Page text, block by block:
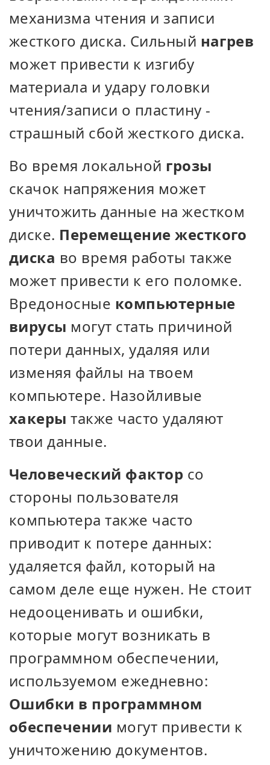
механизма чтения и записи
жесткого диска. Сильный нагрев
может привести к изгибу
материала и удару головки
чтения/записи о пластину -
страшный сбой жесткого диска.
Во время локальной грозы
скачок напряжения может
уничтожить данные на жестком
диске. Перемещение жесткого
диска во время работы также
может привести к его поломке.
Вредоносные компьютерные
вирусы могут стать причиной
потери данных, удаляя или
изменяя файлы на твоем
компьютере. Назойливые
хакеры также часто удаляют
твои данные.
Человеческий фактор со
стороны пользователя
компьютера также часто
приводит к потере данных:
удаляется файл, который на
самом деле еще нужен. Не стоит
недооценивать и ошибки,
которые могут возникать в
программном обеспечении,
используемом ежедневно:
Ошибки в программном
обеспечении могут привести к
уничтожению документов.